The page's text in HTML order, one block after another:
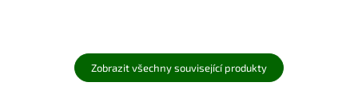
Zobrazit všechny související produkty